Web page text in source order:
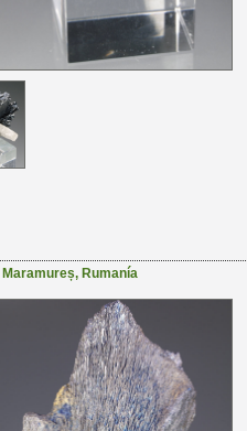
Maramureș, Rumanía